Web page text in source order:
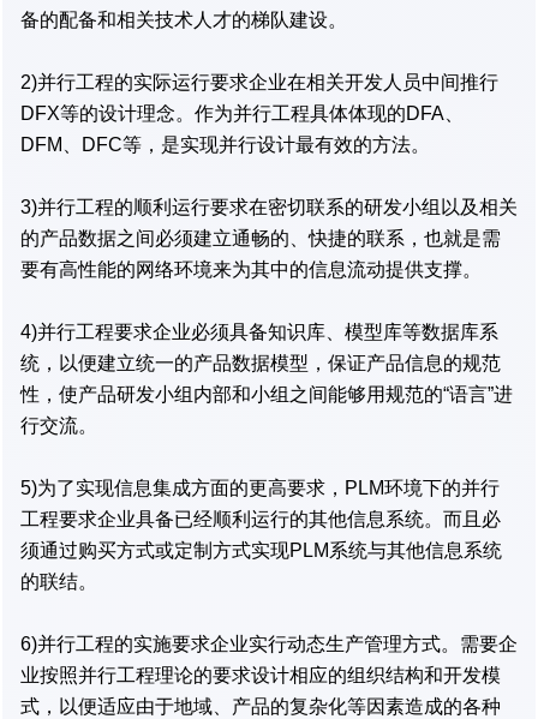
备的配备和相关技术人才的梯队建设。
2)并行工程的实际运行要求企业在相关开发人员中间推行
DFX等的设计理念。作为并行工程具体体现的DFA、
DFM、DFC等，是实现并行设计最有效的方法。
3)并行工程的顺利运行要求在密切联系的研发小组以及相关
的产品数据之间必须建立通畅的、快捷的联系，也就是需
要有高性能的网络环境来为其中的信息流动提供支撑。
4)并行工程要求企业必须具备知识库、模型库等数据库系
统，以便建立统一的产品数据模型，保证产品信息的规范
性，使产品研发小组内部和小组之间能够用规范的“语言”进
行交流。
5)为了实现信息集成方面的更高要求，PLM环境下的并行
工程要求企业具备已经顺利运行的其他信息系统。而且必
须通过购买方式或定制方式实现PLM系统与其他信息系统
的联结。
6)并行工程的实施要求企业实行动态生产管理方式。需要企
业按照并行工程理论的要求设计相应的组织结构和开发模
式，以便适应由于地域、产品的复杂化等因素造成的各种